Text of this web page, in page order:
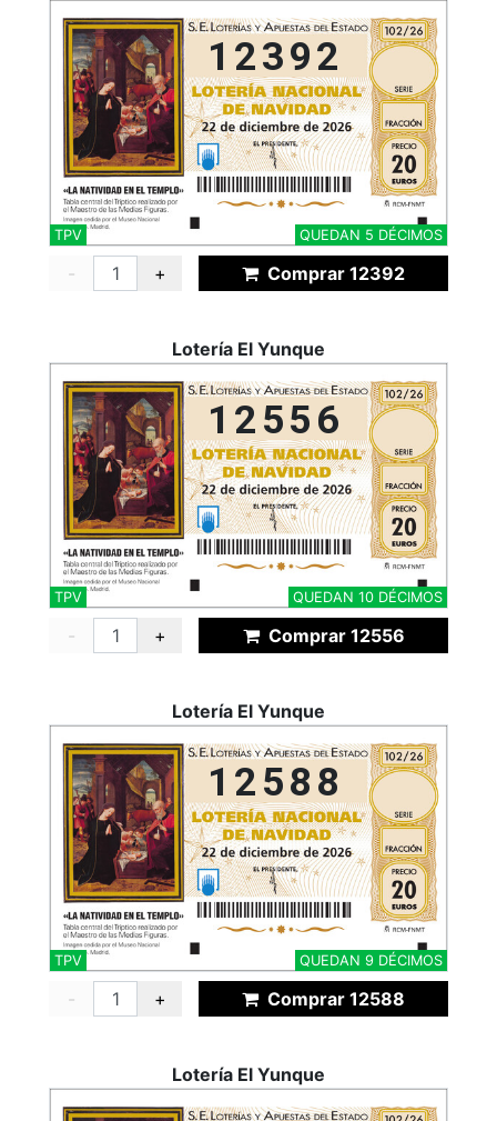
12392
QUEDAN 5 DÉCIMOS
TPV
- + Comprar 12392
Lotería El Yunque
12556
QUEDAN 10 DÉCIMOS
TPV
- + Comprar 12556
Lotería El Yunque
12588
QUEDAN 9 DÉCIMOS
TPV
- + Comprar 12588
Lotería El Yunque